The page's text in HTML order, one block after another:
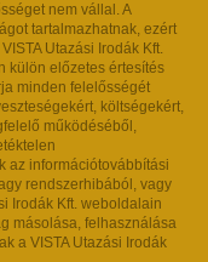
nem vállal. A
tartalmazhatnak, ezért
Utazási Irodák Kft.
külön előzetes értesítés
minden felelősségét
költségekért,
működéséből,
az információtovábbítási
rendszerhibából, vagy
Irodák Kft. weboldalain
másolása, felhasználása
a VISTA Utazási Irodák